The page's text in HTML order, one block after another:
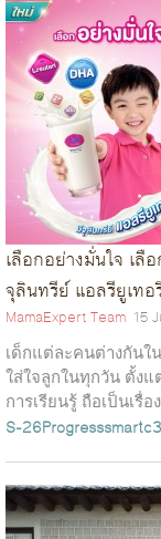
เลือกอย่างมั่นใจ เ
จุลินทรีย์ แอลรียูเทอ
MamaExpert Team 15
เด็กแต่ละคนต่างกัน
ใส่ใจลูกในทุกวัน ตั้งแ
การเรียนรู้ ถือเป็นเรื่
เรื่อง ก...
S-26Progresssmartc3